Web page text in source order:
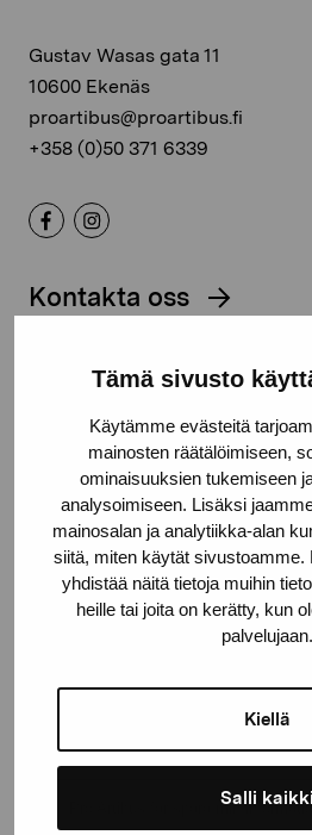
Tämä sivusto
Käytämme evästeitä
mainosten räätälöimiseen,
ominaisuuksien tukemiseen
analysoimiseen. Lisäksi
mainosalan ja analytiikka-alan
siitä, miten käytät sivustoamme.
yhdistää näitä tietoja muihin
heille tai joita on kerätty, kun
palvelujaan.
Kiellä
Salli kaikki
Gustav Wasas gata 11
10600 Ekenäs
proartibus@proartibus.fi
+358 (0)50 371 6339
Kontakta oss
Håll dig
utställningar och
Förnamn
Pro Artibus får spara min